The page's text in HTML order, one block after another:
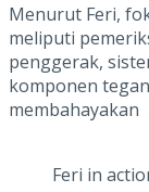
Menurut Feri,
meliputi
penggerak,
komponen
Feri in